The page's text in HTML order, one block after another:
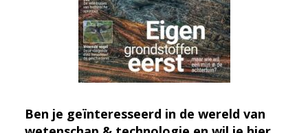
Ben je geïnteresseerd in de wereld van